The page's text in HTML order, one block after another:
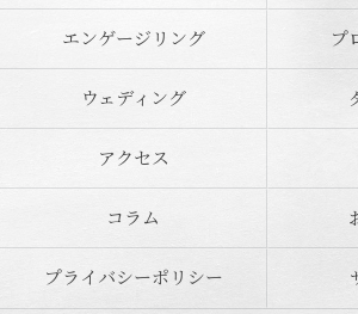
エンゲージリング プ
ウェディング
アクセス
コラム
プライバシーポリシー